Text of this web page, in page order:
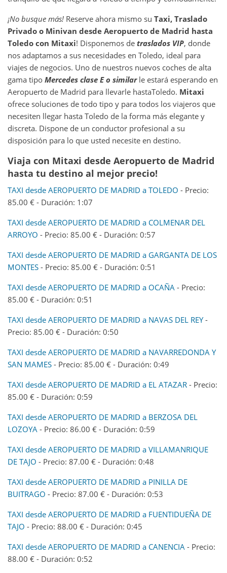
¡No busque más! Reserve ahora mismo su Taxi, Traslado
Privado o Minivan desde Aeropuerto de Madrid hasta
Toledo con Mitaxi! Disponemos de traslados VIP, donde
nos adaptamos a sus necesidades en Toledo, ideal para
viajes de negocios. Uno de nuestros nuevos coches de alta
gama tipo Mercedes clase E o similarle estará esperando en
Aeropuerto de Madrid para llevarle hastaToledo. Mitaxi
ofrece soluciones de todo tipo y para todos los viajeros que
necesiten llegar hasta Toledo de la forma más elegante y
discreta. Dispone de un conductor profesional a su
disposición para lo que usted necesite en destino.
Viaja con Mitaxi desde Aeropuerto de Madrid
hasta tu destino al mejor precio!
TAXI desde AEROPUERTO DE MADRID a TOLEDO - Precio:
85.00 € - Duración: 1:07
TAXI desde AEROPUERTO DE MADRID a COLMENAR DEL
ARROYO - Precio: 85.00 € - Duración: 0:57
TAXI desde AEROPUERTO DE MADRID a GARGANTA DE LOS
MONTES - Precio: 85.00 € - Duración: 0:51
TAXI desde AEROPUERTO DE MADRID a OCAÑA - Precio:
85.00 € - Duración: 0:51
TAXI desde AEROPUERTO DE MADRID a NAVAS DEL REY-
Precio: 85.00 € - Duración: 0:50
TAXI desde AEROPUERTO DE MADRID a NAVARREDONDA Y
SAN MAMES - Precio: 85.00 € - Duración: 0:49
TAXI desde AEROPUERTO DE MADRID a EL ATAZAR - Precio:
85.00 € - Duración: 0:59
TAXI desde AEROPUERTO DE MADRID a BERZOSA DEL
LOZOYA - Precio: 86.00 € - Duración: 0:59
TAXI desde AEROPUERTO DE MADRID a VILLAMANRIQUE
DE TAJO - Precio: 87.00 € - Duración: 0:48
TAXI desde AEROPUERTO DE MADRID a PINILLA DE
BUITRAGO - Precio: 87.00 € - Duración: 0:53
TAXI desde AEROPUERTO DE MADRID a FUENTIDUEÑA DE
TAJO - Precio: 88.00 € - Duración: 0:45
TAXI desde AEROPUERTO DE MADRID a CANENCIA - Precio:
88.00 € - Duración: 0:52